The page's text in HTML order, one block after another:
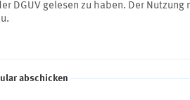
DGUV gelesen zu haben. Der
abschicken